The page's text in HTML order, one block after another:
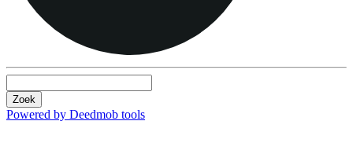
Zoek
Powered by Deedmob tools